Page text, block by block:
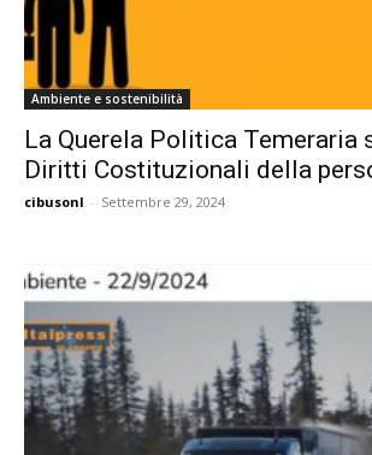
Ambiente e sostenibilità
La Querela Politica Temeraria
Diritti Costituzionali della
cibusonl - Settembre 29, 2024